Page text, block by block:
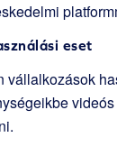
eset
vállalkozások